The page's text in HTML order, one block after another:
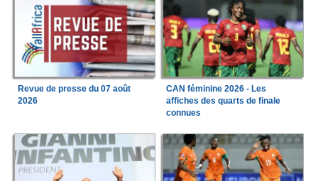
Revue de presse du 07 août
2026
CAN féminine 2026 - Les
affiches des quarts de finale
connues